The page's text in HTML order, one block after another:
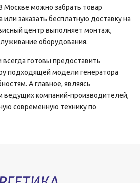
Москве можно забрать товар
заказать бесплатную доставку на
центр выполняет монтаж,
оборудования.
готовы предоставить
подходящей модели генератора
А главное, являясь
компаний-производителей,
современную технику по